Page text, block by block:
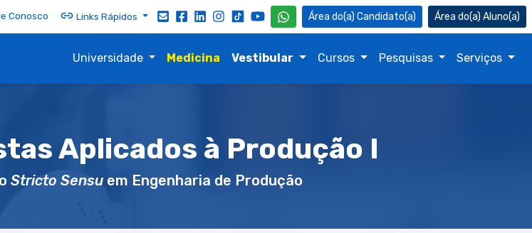
Conosco Links Rápidos Candidato(a) Aluno(a)
Universidade Medicina Vestibular Cursos Pesquisas Serviços
Aplicados à Produção I
Stricto Sensu em Engenharia de Produção